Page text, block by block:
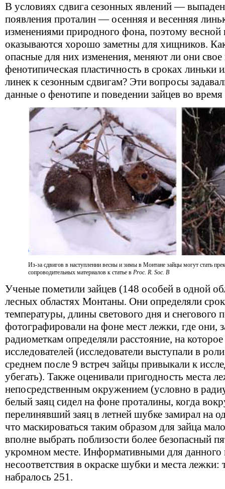
В условиях сдвига сезонных явлений —
появления проталин — осенняя и весенняя
изменениями природного фона, поэтому
оказываются хорошо заметны для хищников.
опасные для них изменения, меняют ли они
фенотипическая пластичность в сроках линьки
линек к сезонным сдвигам? Эти вопросы
данные о фенотипе и поведении зайцев во
Из-за сдвигов в наступлении весны и зимы в Монтане зайцы могут стать
сопроводительных материалов к статье в Proc. R. Soc. B
Ученые пометили зайцев (148 особей в одной
лесных областях Монтаны. Они определяли
температуры, длины светового дня и снегового
фотографировали на фоне мест лежки, где они,
радиометкам определяли расстояние, на
исследователей (исследователи выступали в
среднем после 9 встреч зайцы привыкали к
убегать). Также оценивали пригодность места
непосредственным окружением (условно в
белый заяц сидел на фоне проталины, когда
перелинявший заяц в летней шубке замирал на
что маскироваться таким образом для зайца
вполне выбрать поблизости более безопасный
укромном месте. Информативными для данного
несоответствия в окраске шубки и места лежки:
набралось 251.